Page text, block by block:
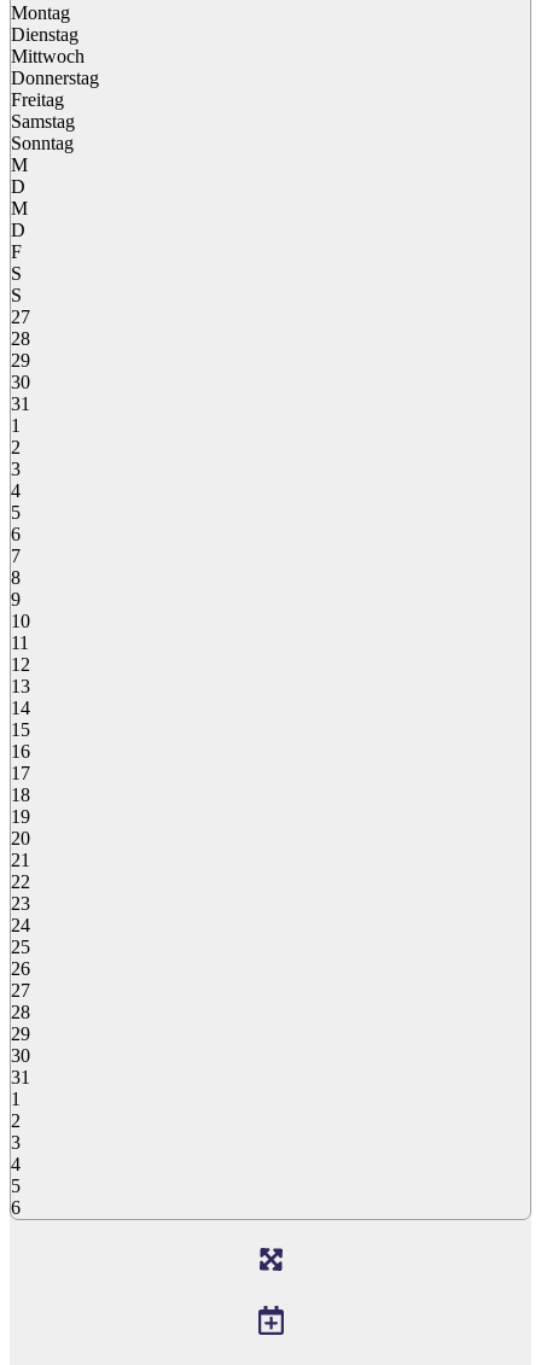
Montag
Dienstag
Mittwoch
Donnerstag
Freitag
Samstag
Sonntag
M
D
M
D
F
S
S
27
28
29
30
31
1
2
3
4
5
6
7
8
9
10
11
12
13
14
15
16
17
18
19
20
21
22
23
24
25
26
27
28
29
30
31
1
2
3
4
5
6